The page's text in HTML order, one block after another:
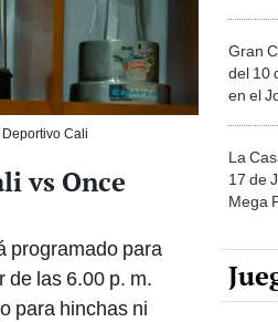
Cali
vs Once
programado para
de las 6.00 p. m.
para hinchas ni
Gran
del 10
en el
La
17 de
Mega